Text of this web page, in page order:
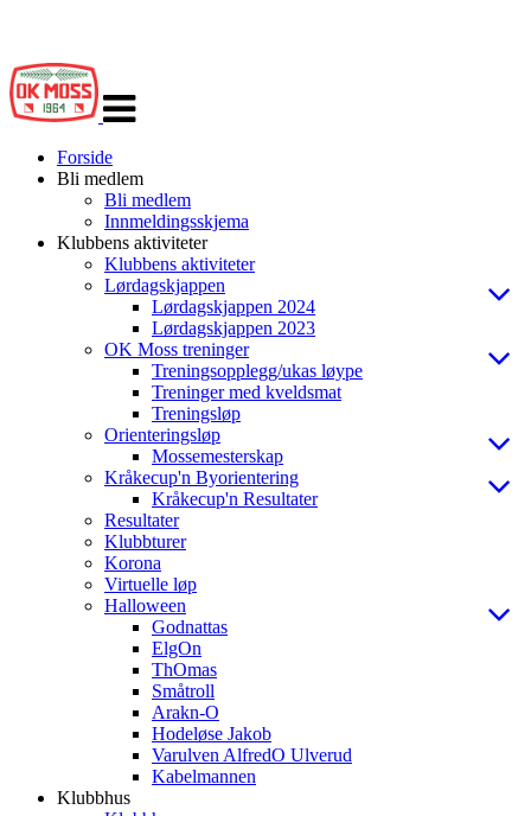
navigasjon
Forside
Bli medlem
Bli medlem
Innmeldingsskjema
Klubbens aktiviteter
Klubbens aktiviteter
Lørdagskjappen
Lørdagskjappen 2024
Lørdagskjappen 2023
OK Moss treninger
Treningsopplegg/ukas løype
Treninger med kveldsmat
Treningsløp
Orienteringsløp
Mossemesterskap
Kråkecup'n Byorientering
Kråkecup'n Resultater
Resultater
Klubbturer
Korona
Virtuelle løp
Halloween
Godnattas
ElgOn
ThOmas
Småtroll
Arakn-O
Hodeløse Jakob
Varulven AlfredO Ulverud
Kabelmannen
Klubbhus